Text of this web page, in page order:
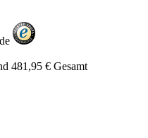
481,95 € Gesamt